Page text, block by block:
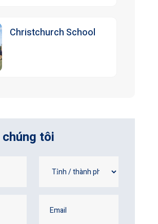
Christchurch School
chúng tôi